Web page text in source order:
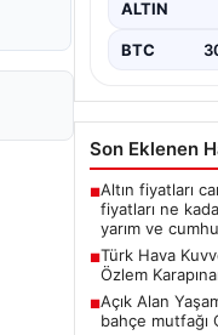
ALTIN
BTC
Son Eklenen
■Altın fiyatları
fiyatları ne
yarım ve
■Türk Hava
Özlem
■Açık Alan
bahçe mutfağı